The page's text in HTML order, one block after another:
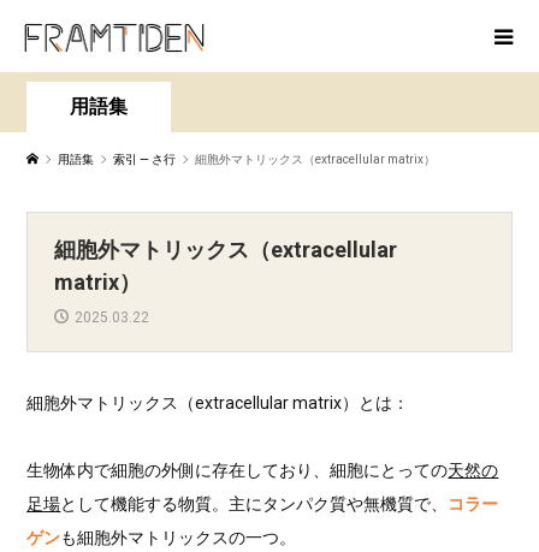
用語集
用語集 索引 — さ行 細胞外マトリックス（extracellular matrix）
細胞外マトリックス（extracellular
matrix）
2025.03.22
細胞外マトリックス（extracellular matrix）とは：
生物体内で細胞の外側に存在しており、細胞にとっての天然の
足場として機能する物質。主にタンパク質や無機質で、 コラー
ゲンも細胞外マトリックスの一つ。